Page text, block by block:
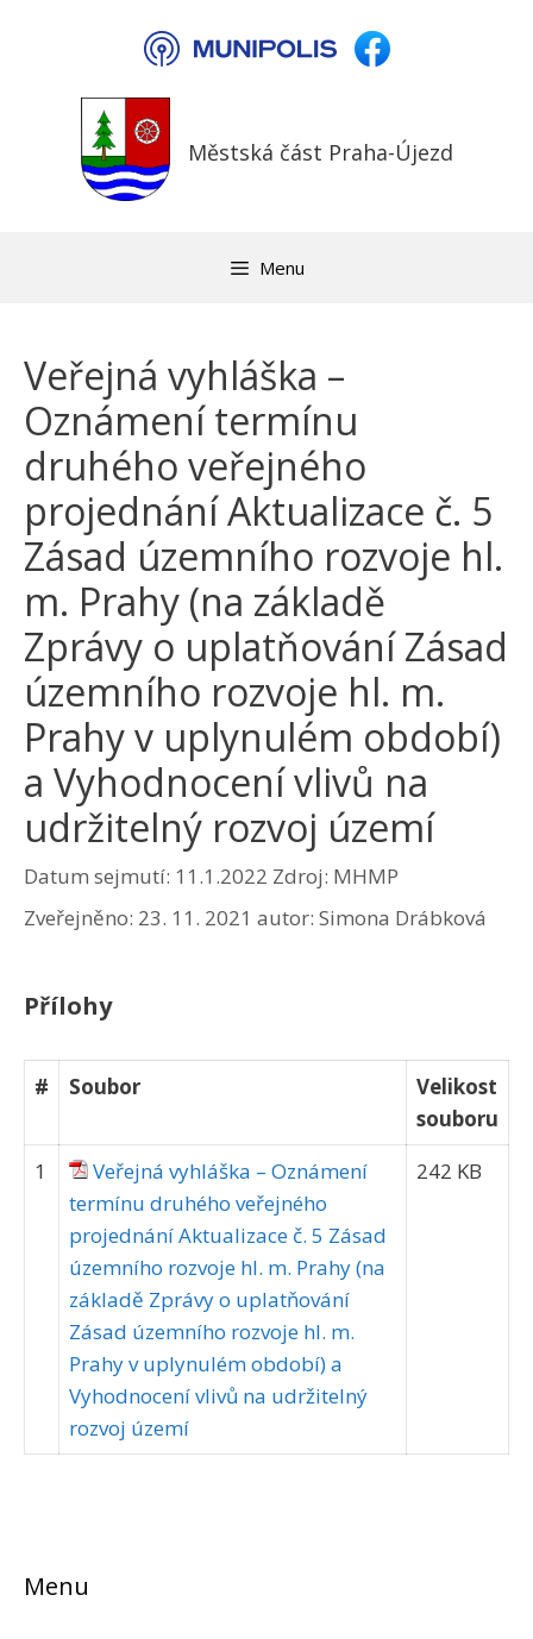
Městská část Praha-Újezd
Menu
Veřejná vyhláška –
Oznámení termínu
druhého veřejného
projednání Aktualizace č. 5
Zásad územního rozvoje hl.
m. Prahy (na základě
Zprávy o uplatňování Zásad
územního rozvoje hl. m.
Prahy v uplynulém období)
a Vyhodnocení vlivů na
udržitelný rozvoj území
Datum sejmutí: 11.1.2022 Zdroj: MHMP
Zveřejněno: 23. 11. 2021 autor: Simona Drábková
Přílohy
# Soubor
Velikost
souboru
1
Veřejná vyhláška – Oznámení
termínu druhého veřejného
projednání Aktualizace č. 5 Zásad
územního rozvoje hl. m. Prahy (na
základě Zprávy o uplatňování
Zásad územního rozvoje hl. m.
Prahy v uplynulém období) a
Vyhodnocení vlivů na udržitelný
rozvoj území
242 KB
Menu